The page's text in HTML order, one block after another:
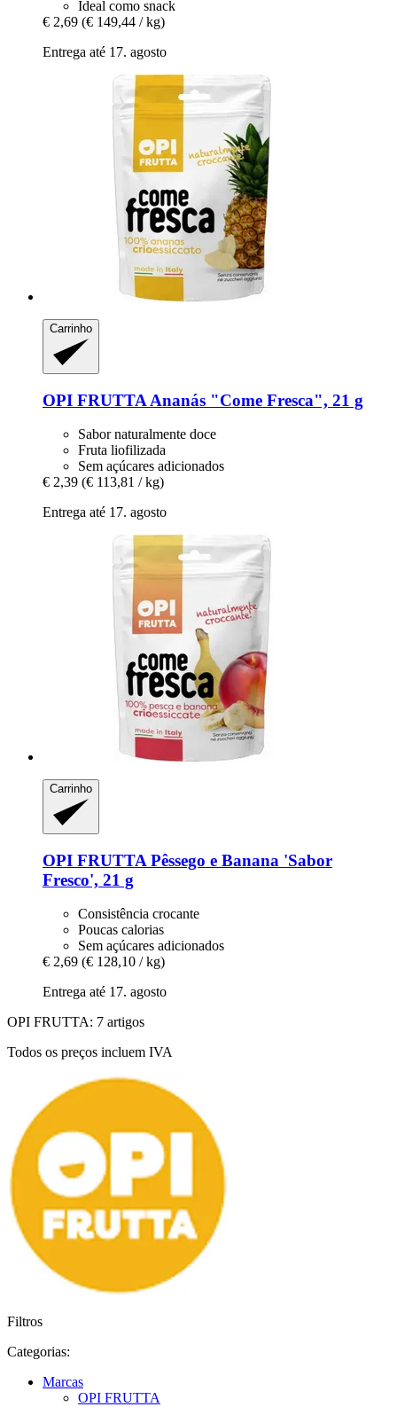
Ideal como snack
€ 2,69 (€ 149,44 / kg)
Entrega até 17. agosto
Carrinho
OPI FRUTTA Ananás "Come Fresca", 21 g
Sabor naturalmente doce
Fruta liofilizada
Sem açúcares adicionados
€ 2,39 (€ 113,81 / kg)
Entrega até 17. agosto
Carrinho
OPI FRUTTA Pêssego e Banana 'Sabor
Fresco', 21 g
Consistência crocante
Poucas calorias
Sem açúcares adicionados
€ 2,69 (€ 128,10 / kg)
Entrega até 17. agosto
OPI FRUTTA: 7 artigos
Todos os preços incluem IVA
Filtros
Categorias:
Marcas
OPI FRUTTA